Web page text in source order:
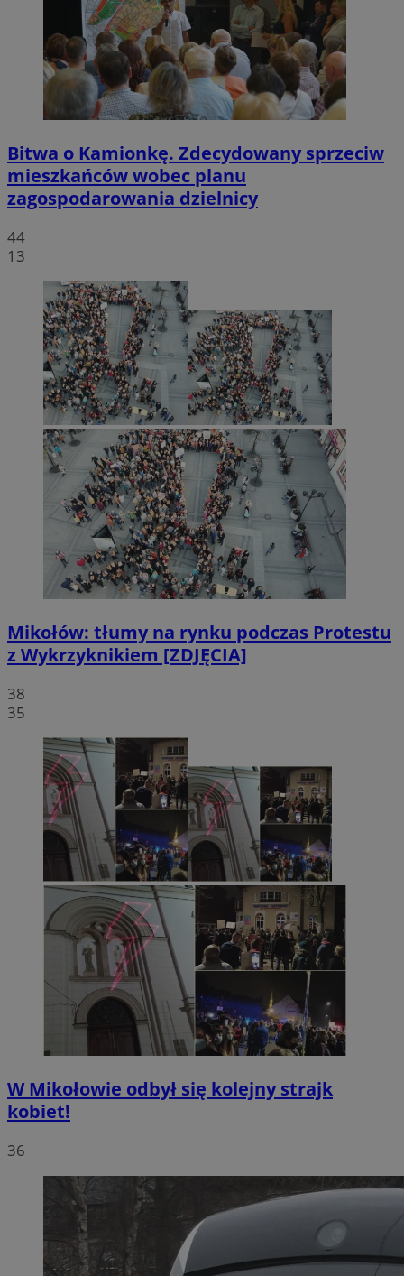
Bitwa o Kamionkę. Zdecydowany sprzeciw
mieszkańców wobec planu
zagospodarowania dzielnicy
44
13
Mikołów: tłumy na rynku podczas Protestu
z Wykrzyknikiem [ZDJĘCIA]
38
35
W Mikołowie odbył się kolejny strajk
kobiet!
36